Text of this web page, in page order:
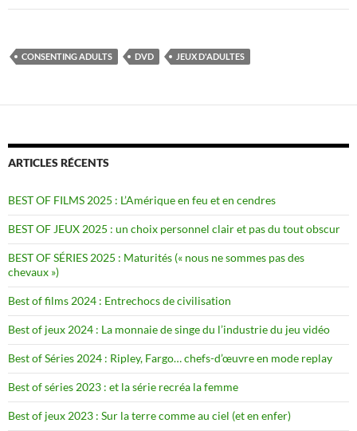
CONSENTING ADULTS DVD JEUX D'ADULTES
ARTICLES RÉCENTS
BEST OF FILMS 2025 : L’Amérique en feu et en cendres
BEST OF JEUX 2025 : un choix personnel clair et pas du tout obscur
BEST OF SÉRIES 2025 : Maturités (« nous ne sommes pas des
chevaux »)
Best of films 2024 : Entrechocs de civilisation
Best of jeux 2024 : La monnaie de singe du l’industrie du jeu vidéo
Best of Séries 2024 : Ripley, Fargo… chefs-d’œuvre en mode replay
Best of séries 2023 : et la série recréa la femme
Best of jeux 2023 : Sur la terre comme au ciel (et en enfer)